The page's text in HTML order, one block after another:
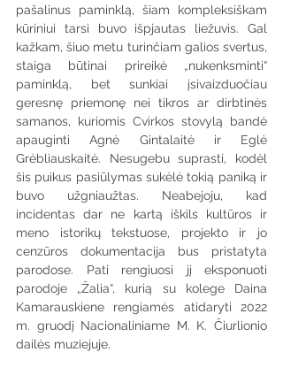
pašalinus paminklą, šiam kompleksiškam
kūriniui tarsi buvo išpjautas liežuvis. Gal
kažkam, šiuo metu turinčiam galios svertus,
staiga būtinai prireikė „nukenksminti“
paminklą, bet sunkiai įsivaizduočiau
geresnę priemonę nei tikros ar dirbtinės
samanos, kuriomis Cvirkos stovylą bandė
apauginti Agnė Gintalaitė ir Eglė
Grėbliauskaitė. Nesugebu suprasti, kodėl
šis puikus pasiūlymas sukėlė tokią paniką ir
buvo užgniaužtas. Neabejoju, kad
incidentas dar ne kartą iškils kultūros ir
meno istorikų tekstuose, projekto ir jo
cenzūros dokumentacija bus pristatyta
parodose. Pati rengiuosi jį eksponuoti
parodoje „Žalia“, kurią su kolege Daina
Kamarauskiene rengiamės atidaryti 2022
m. gruodį Nacionaliniame M. K. Čiurlionio
dailės muziejuje.